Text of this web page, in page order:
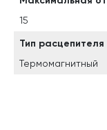
15
Тип расцепителя
Термомагнитный